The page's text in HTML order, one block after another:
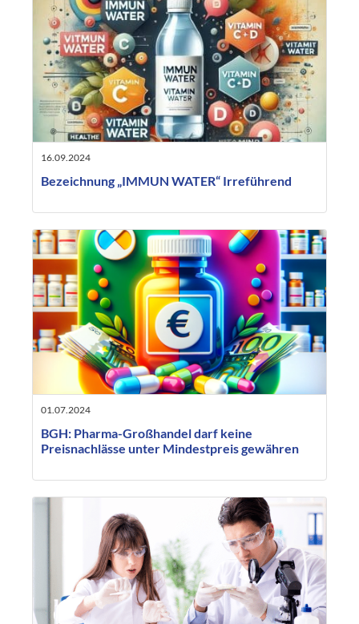
16.09.2024
Bezeichnung „IMMUN WATER“ Irreführend
01.07.2024
BGH: Pharma-Großhandel darf keine
Preisnachlässe unter Mindestpreis gewähren